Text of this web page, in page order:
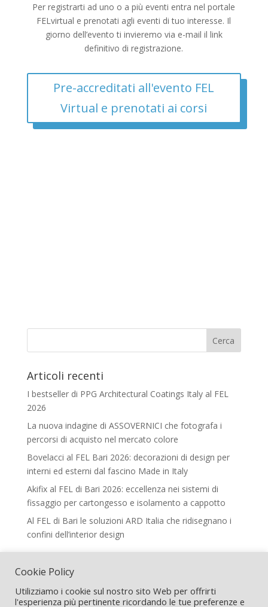
Per registrarti ad uno o a più eventi entra nel portale
FELvirtual e prenotati agli eventi di tuo interesse. Il
giorno dell’evento ti invieremo via e-mail il link
definitivo di registrazione.
Pre-accreditati all'evento FEL
Virtual e prenotati ai corsi
Articoli recenti
I bestseller di PPG Architectural Coatings Italy al FEL
2026
La nuova indagine di ASSOVERNICI che fotografa i
percorsi di acquisto nel mercato colore
Bovelacci al FEL Bari 2026: decorazioni di design per
interni ed esterni dal fascino Made in Italy
Akifix al FEL di Bari 2026: eccellenza nei sistemi di
fissaggio per cartongesso e isolamento a cappotto
Al FEL di Bari le soluzioni ARD Italia che ridisegnano i
confini dell’interior design
Legal
Cookie Policy
Utilizziamo i cookie sul nostro sito Web per offrirti
l'esperienza più pertinente ricordando le tue preferenze e